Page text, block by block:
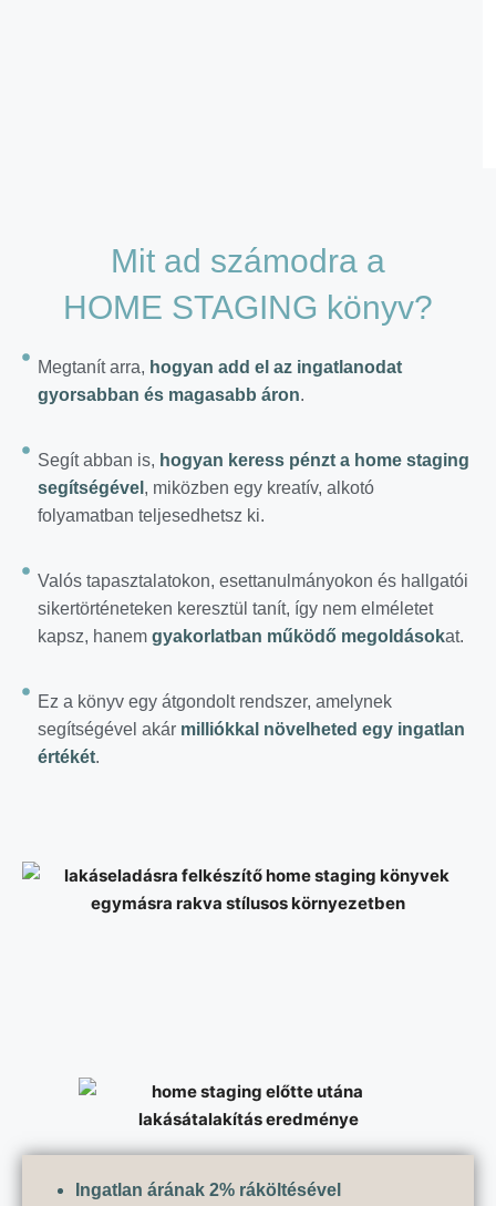
Mit ad számodra a
HOME STAGING könyv?
Megtanít arra, hogyan add el az ingatlanodat
gyorsabban és magasabb áron.
Segít abban is, hogyan keress pénzt a home staging
segítségével , miközben egy kreatív, alkotó
folyamatban teljesedhetsz ki.
Valós tapasztalatokon, esettanulmányokon és hallgatói
sikertörténeteken keresztül tanít, így nem elméletet
kapsz, hanem gyakorlatban működő megoldásokat.
Ez a könyv egy átgondolt rendszer, amelynek
segítségével akár milliókkal növelheted egy ingatlan
értékét.
Ingatlan árának 2% ráköltésével